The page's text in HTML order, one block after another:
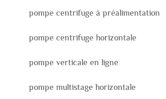
pompe centrifuge à préalimentation
pompe centrifuge horizontale
pompe verticale en ligne
pompe multistage horizontale